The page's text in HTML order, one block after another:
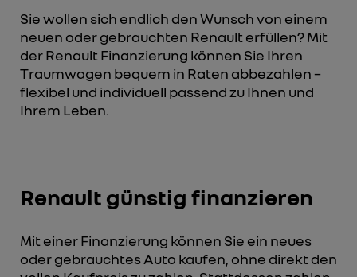
Sie wollen sich endlich den Wunsch von einem
neuen oder gebrauchten Renault erfüllen? Mit
der Renault Finanzierung können Sie Ihren
Traumwagen bequem in Raten abbezahlen –
flexibel und individuell passend zu Ihnen und
Ihrem Leben.
Renault günstig finanzieren
Mit einer Finanzierung können Sie ein neues
oder gebrauchtes Auto kaufen, ohne direkt den